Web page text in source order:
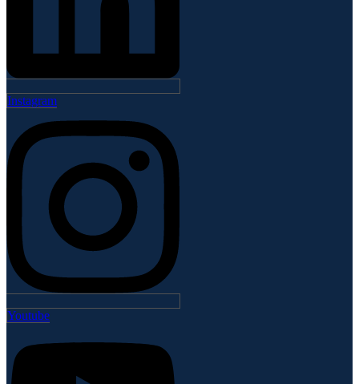
Instagram
Youtube